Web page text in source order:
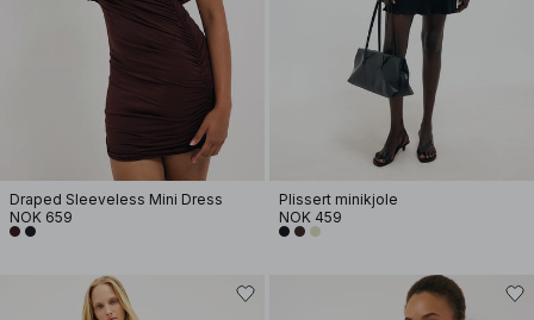
Draped Sleeveless Mini Dress
NOK 659
Plissert minikjole
NOK 459